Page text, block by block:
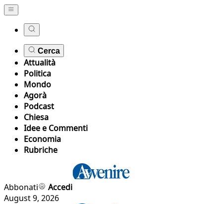
Cerca
Attualità
Politica
Mondo
Agorà
Podcast
Chiesa
Idee e Commenti
Economia
Rubriche
Abbonati
Accedi
August 9, 2026